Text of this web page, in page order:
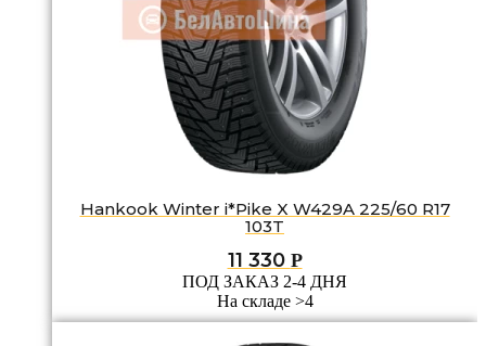
Hankook Winter i*Pike X W429A 225/60 R17
103T
11 330 Р
ПОД ЗАКАЗ 2-4 ДНЯ
На складе >4